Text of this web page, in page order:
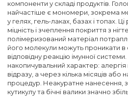
компоненти у складі продуктів.
найчастіше є мономери, зокрема
у гелях, гель-лаках, базах і топах.
міцність і зчеплення покриття з
полімеризований матеріал
його молекули можуть проникати в
відповідну реакцію імунної
накопичувальний характер:
відразу, а через кілька місяців або
процедур. Неакуратне нанесення,
кутикулу та бічні валики значно